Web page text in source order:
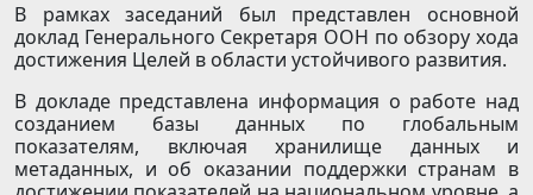
В рамках заседаний был представлен основной
доклад Генерального Секретаря ООН по обзору хода
достижения Целей в области устойчивого развития.
В докладе представлена информация о работе над
созданием базы данных по глобальным
показателям, включая хранилище данных и
метаданных, и об оказании поддержки странам в